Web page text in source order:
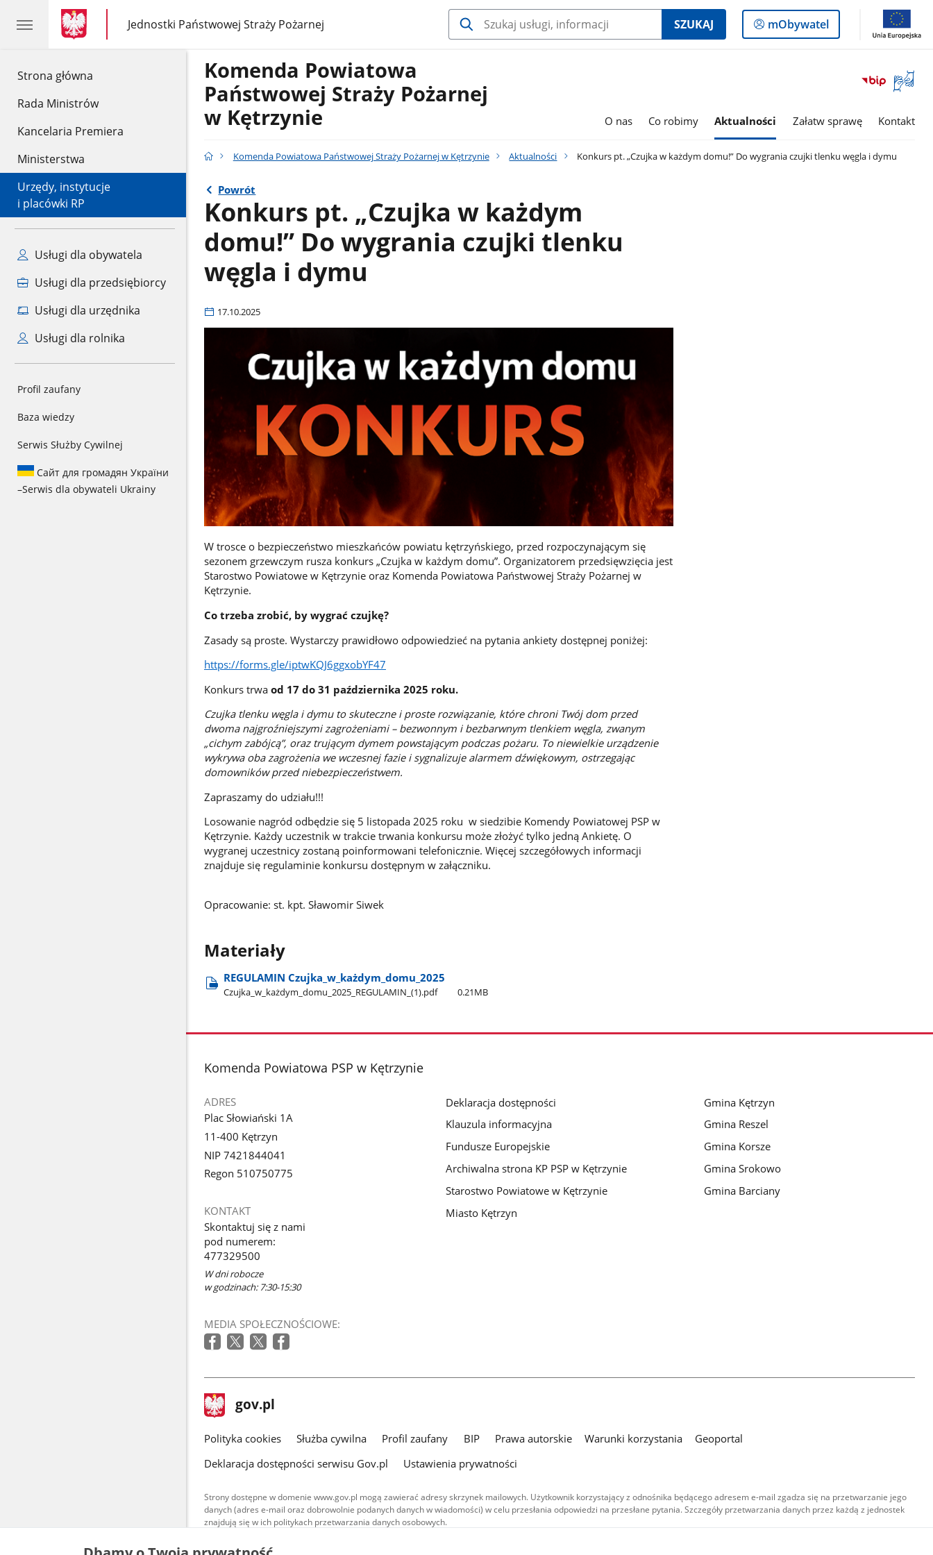
Strona główna
Rada Ministrów
Kancelaria Premiera
Ministerstwa
Urzędy, instytucje
i placówki RP
Usługi dla obywatela
Usługi dla przedsiębiorcy
Usługi dla urzędnika
Usługi dla rolnika
Profil zaufany
Baza wiedzy
Serwis Służby Cywilnej
Сайт для громадян України
–Serwis dla obywateli Ukrainy
gov.pl
gov.pl
Jednostki Państwowej Straży Pożarnej
gov.pl
Jednostki
Państwowej
SZUKAJ
Logowanie
do
mObywatel
Otwórz
okno
Komenda Powiatowa
Państwowej Straży Pożarnej
w Kętrzynie
O nas Co robimy Aktualności Załatw sprawę Kontakt
Komenda Powiatowa Państwowej Straży Pożarnej w Kętrzynie Aktualności Konkurs pt. „Czujka w każdym domu!” Do wygrania czujki tlenku węgla i dymu
Powrót
Konkurs pt. „Czujka w każdym
domu!” Do wygrania czujki tlenku
węgla i dymu
17.10.2025
W trosce o bezpieczeństwo mieszkańców powiatu kętrzyńskiego, przed rozpoczynającym się
sezonem grzewczym rusza konkurs „Czujka w każdym domu”. Organizatorem przedsięwzięcia jest
Starostwo Powiatowe w Kętrzynie oraz Komenda Powiatowa Państwowej Straży Pożarnej w
Kętrzynie.
Co trzeba zrobić, by wygrać czujkę?
Zasady są proste. Wystarczy prawidłowo odpowiedzieć na pytania ankiety dostępnej poniżej:
https://forms.gle/iptwKQJ6ggxobYF47
Konkurs trwa od 17 do 31 października 2025 roku.
Czujka tlenku węgla i dymu to skuteczne i proste rozwiązanie, które chroni Twój dom przed
dwoma najgroźniejszymi zagrożeniami – bezwonnym i bezbarwnym tlenkiem węgla, zwanym
„cichym zabójcą”, oraz trującym dymem powstającym podczas pożaru. To niewielkie urządzenie
wykrywa oba zagrożenia we wczesnej fazie i sygnalizuje alarmem dźwiękowym, ostrzegając
domowników przed niebezpieczeństwem.
Zapraszamy do udziału!!!
Losowanie nagród odbędzie się 5 listopada 2025 roku w siedzibie Komendy Powiatowej PSP w
Kętrzynie. Każdy uczestnik w trakcie trwania konkursu może złożyć tylko jedną Ankietę. O
wygranej uczestnicy zostaną poinformowani telefonicznie. Więcej szczegółowych informacji
znajduje się regulaminie konkursu dostępnym w załączniku.
Opracowanie: st. kpt. Sławomir Siwek
Materiały
REGULAMIN Czujka​_w​_każdym​_domu​_2025
Czujka​_w​_każdym​_domu​_2025​_REGULAMIN​_(1).pdf 0.21MB
stopka
Komenda Powiatowa PSP w Kętrzynie
ADRES
Plac Słowiański 1A
11-400 Kętrzyn
NIP 7421844041
Regon 510750775
KONTAKT
Skontaktuj się z nami
pod numerem:
477329500
W dni robocze
w godzinach: 7:30-15:30
MEDIA SPOŁECZNOŚCIOWE:
Deklaracja dostępności
Klauzula informacyjna
Fundusze Europejskie
Archiwalna strona KP PSP w Kętrzynie
Starostwo Powiatowe w Kętrzynie
Miasto Kętrzyn
Gmina Kętrzyn
Gmina Reszel
Gmina Korsze
Gmina Srokowo
Gmina Barciany
stopka
gov.pl Strona
gov.pl
gov.pl
Polityka cookies Służba cywilna Profil zaufany BIP Prawa autorskie Warunki korzystania
Geoportal
Deklaracja dostępności serwisu Gov.pl
Ustawienia prywatności
Strony dostępne w domenie www.gov.pl mogą zawierać adresy skrzynek mailowych. Użytkownik korzystający z odnośnika będącego adresem e-mail zgadza się na przetwarzanie jego
danych (adres e-mail oraz dobrowolnie podanych danych w wiadomości) w celu przesłania odpowiedzi na przesłane pytania. Szczegóły przetwarzania danych przez każdą z jednostek
znajdują się w ich politykach przetwarzania danych osobowych.
Treści tekstowe publikowane w serwisie (z wyłączeniem treści audiowizualnych), są